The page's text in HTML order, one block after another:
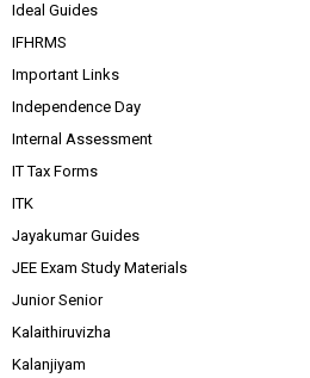
Ideal Guides
IFHRMS
Important Links
Independence Day
Internal Assessment
IT Tax Forms
ITK
Jayakumar Guides
JEE Exam Study Materials
Junior Senior
Kalaithiruvizha
Kalanjiyam